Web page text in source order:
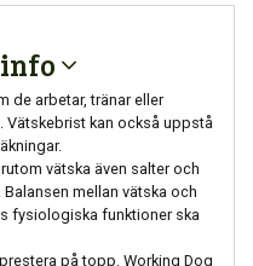
de arbetar, tränar eller
Vätskebrist kan också uppstå
vätska även salter och
mellan vätska och
fysiologiska funktioner ska
på topp. Working Dog